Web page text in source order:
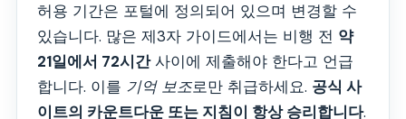
허용 기간은 포털에 정의되어 있으며 변경할 수
있습니다. 많은 제3자 가이드에서는 비행 전 약
21일에서 72시간사이에 제출해야 한다고 언급
합니다. 이를 기억 보조로만 취급하세요. 공식 사
이트의 카운트다운 또는 지침이 항상 승리합니다.